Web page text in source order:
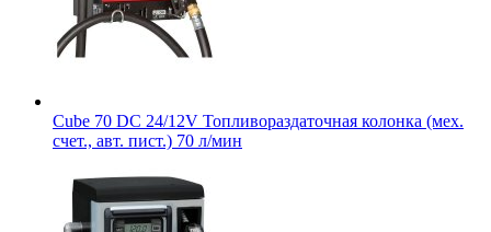
Cube 70 DC 24/12V Топливораздаточная колонка (мех.
счет., авт. пист.) 70 л/мин